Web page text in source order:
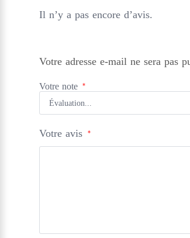
Il n’y a pas encore d’avis.
Votre adresse e-mail ne sera pas
Votre note *
Votre avis *